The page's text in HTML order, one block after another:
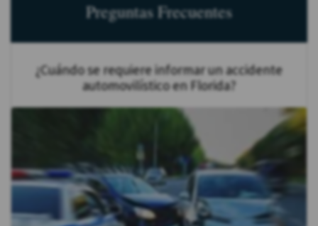
Preguntas Frecuentes
¿Cuándo se requiere informar un accidente
automovilístico en Florida?